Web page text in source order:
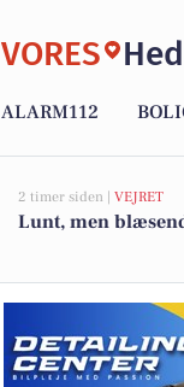
VORES
ALARM112
2 timer siden | VEJRET
Lunt, men